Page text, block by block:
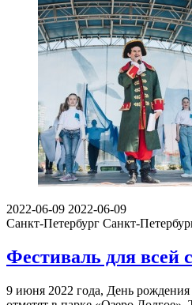
2022-06-09 2022-06-09
Санкт-Петербург Санкт-
Фестиваль для всей
9 июня 2022 года, День